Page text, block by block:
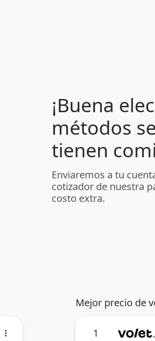
¡Buena
métodos
tienen
Enviaremos a tu
cotizador de nuestra
costo extra.
more_vert
Mejor precio de
1